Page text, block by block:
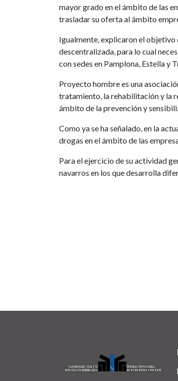
mayor grado en el ámbito de las
trasladar su oferta al ámbito
Igualmente, explicaron el
descentralizada, para lo cual
con sedes en Pamplona, Estella y
Proyecto hombre es una
tratamiento, la rehabilitación y la
ámbito de la prevención y
Como ya se ha señalado, en la
drogas en el ámbito de las
Para el ejercicio de su actividad
navarros en los que desarrolla